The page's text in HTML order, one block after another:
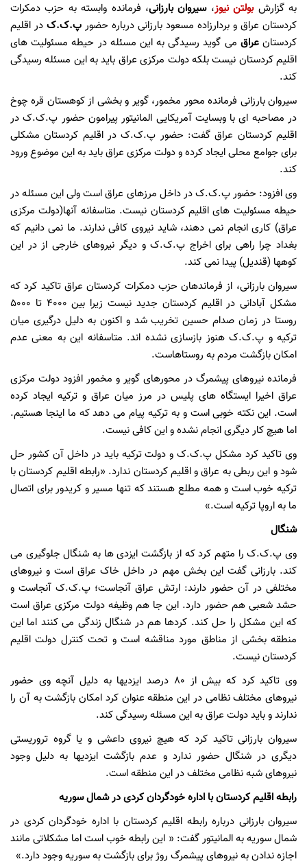
به گزارشبولتن نیوز،سیروان بارزانی، فرمانده وابسته به حزب دمکرات
کردستان عراق و بردارزاده مسعود بارزانی درباره حضور پ.ک.ک در اقلیم
کردستانعراق می گوید رسیدگی به این مسئله در حیطه مسئولیت های
اقلیم کردستان نیست بلکه دولت مرکزی عراق باید به این مسئله رسیدگی
کند.
سیروان بارزانی فرمانده محور مخمور، گویر و بخشی از کوهستان قره چوخ
در مصاحبه ای با وبسایت آمریکایی المانیتور پیرامون حضور پ.ک.ک در
اقلیم کردستان عراق گفت: حضور پ.ک.ک در اقلیم کردستان مشکلی
برای جوامع محلی ایجاد کرده و دولت مرکزی عراق باید به این موضوع ورود
کند.
وی افزود: حضور پ.ک.ک در داخل مرزهای عراق است ولی این مسئله در
حیطه مسئولیت های اقلیم کردستان نیست. متاسفانه آنها(دولت مرکزی
عراق) کاری انجام نمی دهند، شاید نیروی کافی ندارند. ما نمی دانیم که
بغداد چرا راهی برای اخراج پ.ک.ک و دیگر نیروهای خارجی از در این
کوهها (قندیل) پیدا نمی کند.
سیروان بارزانی، از فرماندهان حزب دمکرات کردستان عراق تاکید کرد که
مشکل آبادانی در اقلیم کردستان جدید نیست زیرا بین 4000 تا 5000
روستا در زمان صدام حسین تخریب شد و اکنون به دلیل درگیری میان
ترکیه و پ.ک.ک هنوز بازسازی نشده اند. متاسفانه این به معنی عدم
امکان بازگشت مردم به روستاهاست.
فرمانده نیروهای پیشمرگ در محورهای گویر و مخمور افزود دولت مرکزی
عراق اخیرا ایستگاه های پلیس در مرز میان عراق و ترکیه ایجاد کرده
است. این نکته خوبی است و به ترکیه پیام می دهد که ما اینجا هستیم.
اما هیچ کار دیگری انجام نشده و این کافی نیست.
وی تاکید کرد مشکل پ.ک.ک و دولت ترکیه باید در داخل آن کشور حل
شود و این ربطی به عراق و اقلیم کردستان ندارد. «رابطه اقلیم کردستان با
ترکیه خوب است و همه مطلع هستند که تنها مسیر و کریدور برای اتصال
ما به اروپا ترکیه است.»
شنگال
وی پ.ک.ک را متهم کرد که از بازگشت ایزدی ها به شنگال جلوگیری می
کند. بارزانی گفت این بخش مهم در داخل خاک عراق است و نیروهای
مختلفی در آن حضور دارند: ارتش عراق آنجاست؛ پ.ک.ک آنجاست و
حشد شعبی هم حضور دارد. این جا هم وظیفه دولت مرکزی عراق است
که این مشکل را حل کند. کردها هم در شنگال زندگی می کنند اما این
منطقه بخشی از مناطق مورد مناقشه است و تحت کنترل دولت اقلیم
کردستان نیست.
وی تاکید کرد که بیش از 80 درصد ایزدیها به دلیل آنچه وی حضور
نیروهای مختلف نظامی در این منطقه عنوان کرد امکان بازگشت به آن را
ندارند و باید دولت عراق به این مسئله رسیدگی کند.
سیروان بارزانی تاکید کرد که هیچ نیروی داعشی و یا گروه تروریستی
دیگری در شنگال حضور ندارد و عدم بازگشت ایزدیها به دلیل وجود
نیروهای شبه نظامی مختلف در این منطقه است.
رابطه اقلیم کردستان با اداره خودگردان کردی در شمال سوریه
سیروان بارزانی درباره رابطه اقلیم کردستان با اداره خودگردان کردی در
شمال سوریه به المانیتور گفت: « این رابطه خوب است اما مشکلاتی مانند
اجازه ندادن به نیروهای پیشمرگ روژ برای بازگشت به سوریه وجود دارد.»